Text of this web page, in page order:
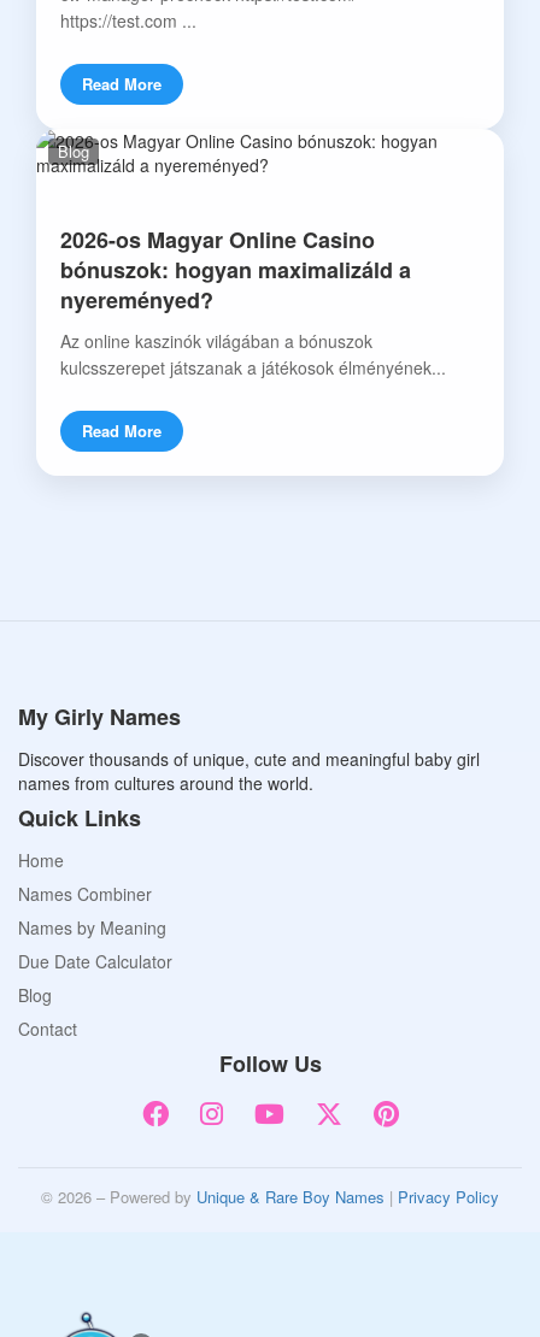
https://test.com ...
Read More
Blog
2026-os Magyar Online Casino
bónuszok: hogyan maximalizáld a
nyereményed?
Az online kaszinók világában a bónuszok
kulcsszerepet játszanak a játékosok élményének...
Read More
My Girly Names
Discover thousands of unique, cute and meaningful baby girl
names from cultures around the world.
Quick Links
Home
Names Combiner
Names by Meaning
Due Date Calculator
Blog
Contact
Follow Us
© 2026 – Powered by Unique & Rare Boy Names | Privacy Policy